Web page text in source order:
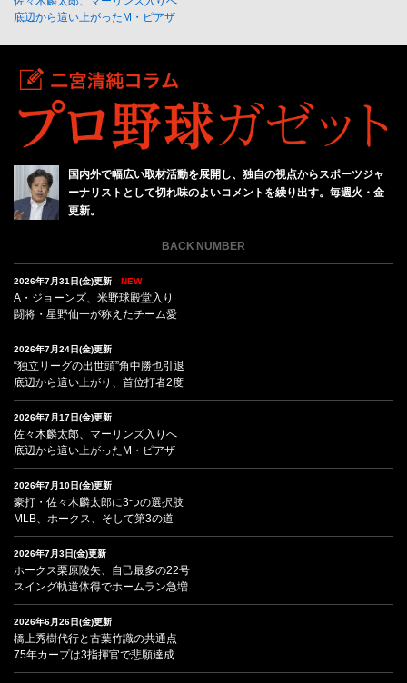
底辺から這い上がったM・ピアザ
国内外で幅広い取材活動を展開し、独自の視点からスポーツジャ
ーナリストとして切れ味のよいコメントを繰り出す。毎週火・金
更新。
BACK NUMBER
2026年7月31日(金)更新 NEW
A・ジョーンズ、米野球殿堂入り
闘将・星野仙一が称えたチーム愛
2026年7月24日(金)更新
“独立リーグの出世頭”角中勝也引退
底辺から這い上がり、首位打者2度
2026年7月17日(金)更新
佐々木麟太郎、マーリンズ入りへ
底辺から這い上がったM・ピアザ
2026年7月10日(金)更新
豪打・佐々木麟太郎に3つの選択肢
MLB、ホークス、そして第3の道
2026年7月3日(金)更新
ホークス栗原陵矢、自己最多の22号
スイング軌道体得でホームラン急増
2026年6月26日(金)更新
橋上秀樹代行と古葉竹識の共通点
75年カープは3指揮官で悲願達成